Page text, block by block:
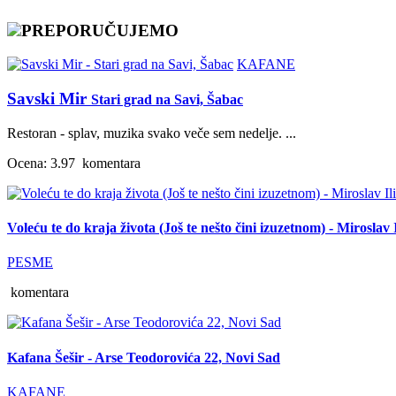
PREPORUČUJEMO
KAFANE
Savski Mir Stari grad na Savi, Šabac
Restoran - splav, muzika svako veče sem nedelje. ...
Ocena: 3.97 komentara
Voleću te do kraja života (Još te nešto čini izuzetnom) - Miroslav
PESME
komentara
Kafana Šešir - Arse Teodorovića 22, Novi Sad
KAFANE